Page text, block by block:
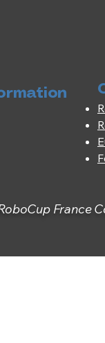
France